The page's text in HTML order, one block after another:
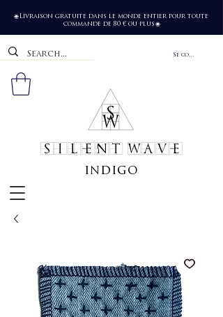
🌐 Livraison gratuite dans le monde entier pour toute
commande de 80 € ou plus 🌐
Se connecter
SILENT WAVE
indigo